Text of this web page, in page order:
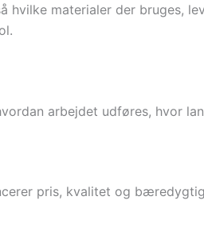
hvilke materialer der bruges,
arbejdet udføres, hvor
pris, kvalitet og